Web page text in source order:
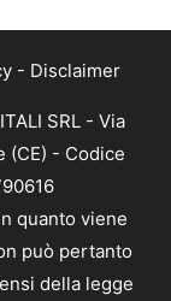
- Disclaimer
SRL - Via
(CE) - Codice
quanto viene
può pertanto
della legge